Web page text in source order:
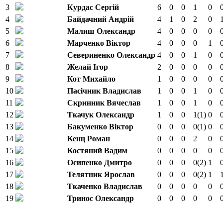
3
Курдас Сергій 6 0 0 1 0
4
Байдачний Андрій 4 1 0 2 0
1
5
Малиш Олександр 4 0 0 0 0
6
Марченко Віктор 4 0 0 0 1
7
Севериненко Олександр 4 0 0 1 0
8
Желай Ігор 2 0 0 0 0
9
Кот Михайло 1 0 0 0 0
10
Пасічник Владислав 1 0 0 1 0
11
Скринник Вячеслав 1 0 0 1 0
12
Ткачук Олександр 1 0 0 1(1) 0
13
Бакуменко Віктор 0 0 0 0(1) 0
14
Кенц Роман 0 0 0 2 0
15
Костяний Вадим 0 0 0 0 0
16
Осипенко Дмитро 0 0 0 0(2) 1
17
Телятник Ярослав 0 0 0 0(2) 1
1
18
Ткаченко Владислав 0 0 0 0 0
19
Тринос Олександр 0 0 0 0 0